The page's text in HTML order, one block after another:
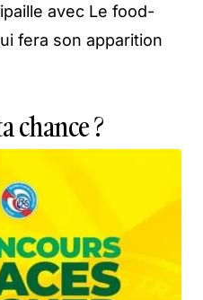
avec Le food-
fera son apparition
chance ?